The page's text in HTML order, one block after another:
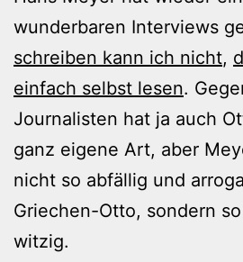
wunderbaren Interviews
schreiben kann ich nicht,
einfach selbst lesen.
Journalisten hat ja auch
ganz eigene Art, aber
nicht so abfällig und
Griechen-Otto, sondern
witzig.